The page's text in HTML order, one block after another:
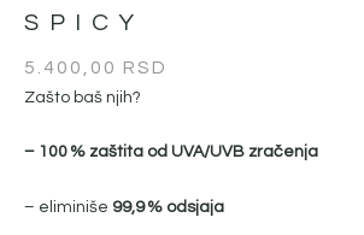
SPICY
5.400,00 RSD
Zašto baš njih?
– 100 % zaštita od UVA/UVB zračenja
– eliminiše 99,9 % odsjaja